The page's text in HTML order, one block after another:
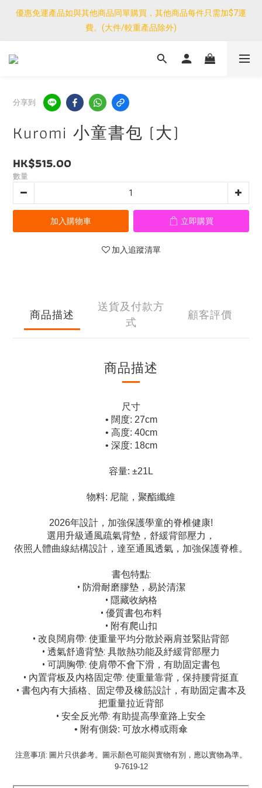
優惠免運產品如與其他商品同單購買，其他商品每件只需加$7運
費。(大件/較重產品除外)
優惠免運產品如與其他商品同單購買，其他商品每件只需加$7運
費。(大件/較重產品除外)
<公告>感謝支持！我們團隊由30/7~12/8外訪搜羅新產品，期間網
優惠免運產品如與其他商品同單購買，其他商品每件只需加$7運
費。(大件/較重產品除外)
分享到
Kuromi 小童書包 (大)
HK$515.00
數量
加入購物車 立即購買
加入追蹤清單
商品描述
送貨及付款方
式
顧客評價
商品描述
尺寸
• 闊度: 27cm
• 高度: 40cm
• 深度: 18cm
容量: ±21L
物料: 尼龍，聚酯纖維
2026年設計，加強保護學童的脊椎健康!
選用升級通風疏氣背墊，舒緩背部壓力，
依照人體曲線結構設計，達至通風透氣，加強保護脊椎。
書包特點:
• 防滑耐磨膠墊，易於清潔
• 隱藏收納格
• 優質書包布料
• 附有爬山扣
• 改良闊肩帶: 使重量平均分散於兩肩並緊貼背部
• 透氣舒適背墊: 具散熱功能及紓緩背部壓力
• 可調胸帶: 使肩帶不會下滑，有助固定書包
• 內置背板及內格固定帶: 使重量靠背，保持腰背挺直
• 書包內有大插格、固定帶及橡筋設計，有助固定書本及
把重量拉近背部
• 安全反光帶: 有助提高學童路上安全
• 附有側袋: 可放水樽或雨傘
注意事項: 圖片只供參考。圖示顏色可能與實物有別，應以實物為準。
9-7619-12